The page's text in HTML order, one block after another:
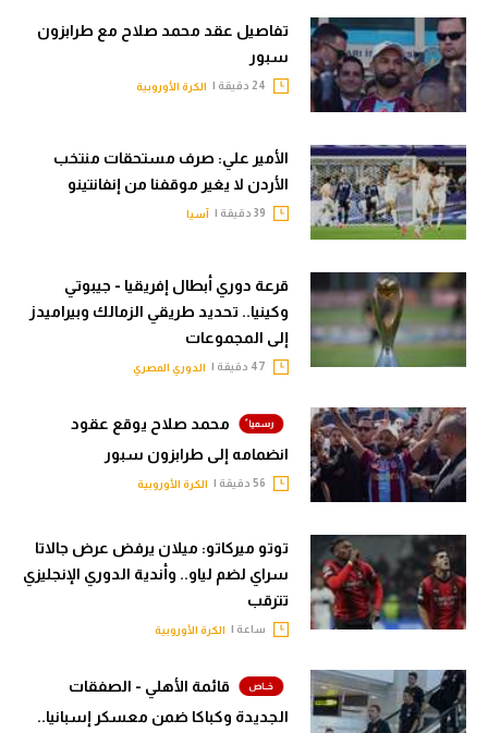
تفاصيل عقد محمد صلاح مع طرابزون
سبور
الكرة الأوروبية
الأمير علي: صرف مستحقات منتخب
الأردن لا يغير موقفنا من إنفانتينو
آسيا
قرعة دوري أبطال إفريقيا - جيبوتي
وكينيا.. تحديد طريقي الزمالك وبيراميدز
إلى المجموعات
الدوري المصري
محمد صلاح يوقع عقود
انضمامه إلى طرابزون سبور
الكرة الأوروبية
توتو ميركاتو: ميلان يرفض عرض جالاتا
سراي لضم لياو.. وأندية الدوري الإنجليزي
تترقب
ساعة | الكرة الأوروبية
قائمة الأهلي - الصفقات
الجديدة وكباكا ضمن معسكر إسبانيا..